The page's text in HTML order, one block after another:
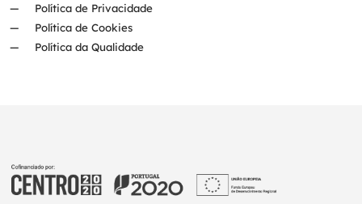
Política de Privacidade
Política de Cookies
Política da Qualidade